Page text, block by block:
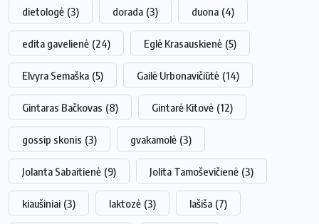
dietologė (3) dorada (3) duona (4)
edita gavelienė (24) Eglė Krasauskienė (5)
Elvyra Semaška (5) Gailė Urbonavičiūtė (14)
Gintaras Bačkovas (8) Gintarė Kitovė (12)
gossip skonis (3) gvakamolė (3)
Jolanta Sabaitienė (9) Jolita Tamoševičienė (3)
kiaušiniai (3) laktozė (3) lašiša (7)